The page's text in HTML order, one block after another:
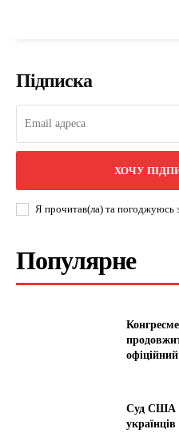
Підписка
ХОЧУ
Я прочитав(ла) та погоджуюсь
Популярне
Суд США